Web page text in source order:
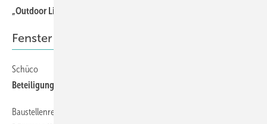
„Outdoor Living ist mehr als ein Produkt – es ist ein Lebensstil“
Fenster
Schüco
Beteiligung an Asset Transformation
Baustellenreport im Hochsommer: MF 167 von Soudal im Härtetest